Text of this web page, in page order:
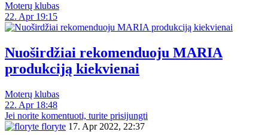
Moterų klubas
22. Apr 19:15
Nuoširdžiai rekomenduoju MARIA
produkciją kiekvienai
Moterų klubas
22. Apr 18:48
Jei norite komentuoti, turite prisijungti
floryte 17. Apr 2022, 22:37